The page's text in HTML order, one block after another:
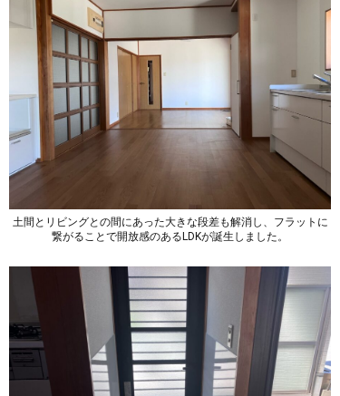
土間とリビングとの間にあった大きな段差も解消し、フラットに
繋がることで開放感のあるLDKが誕生しました。